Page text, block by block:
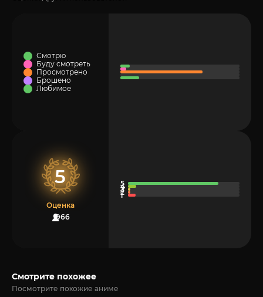
Смотрю
Буду смотреть
Просмотрено
Брошено
Любимое
5
Оценка
966
Смотрите похожее
Посмотрите похожие аниме